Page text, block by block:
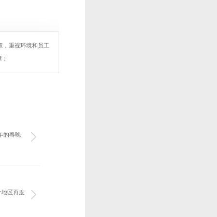
，重视环境和员工
的春晚
区再度